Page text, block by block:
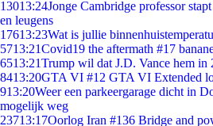
13013:24Jonge Cambridge professor
en leugens
17613:23Wat is jullie
5713:21Covid19 the aftermath #17
6513:21Trump wil dat J.D. Vance hem in
8413:20GTA VI #12 GTA VI Extended
913:20Weer een parkeergarage dicht in
mogelijk weg
23713:17Oorlog Iran #136 Bridge and